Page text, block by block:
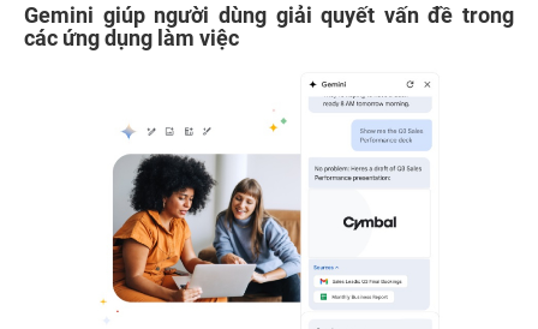
Gemini giúp người dùng giải quyết vấn đề trong
các ứng dụng làm việc